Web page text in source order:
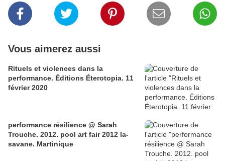
Vous aimerez aussi
Rituels et violences dans la
performance. Éditions Éterotopia. 11
février 2020
performance résilience @ Sarah
Trouche. 2012. pool art fair 2012 la-
savane. Martinique